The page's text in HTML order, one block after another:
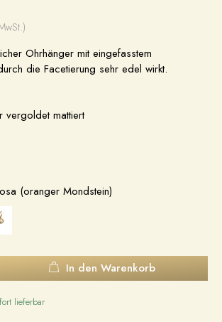
Ohrhänger mit eingefasstem
die Facetierung sehr edel wirkt.
vergoldet mattiert
(oranger Mondstein)
In den Warenkorb
lieferbar